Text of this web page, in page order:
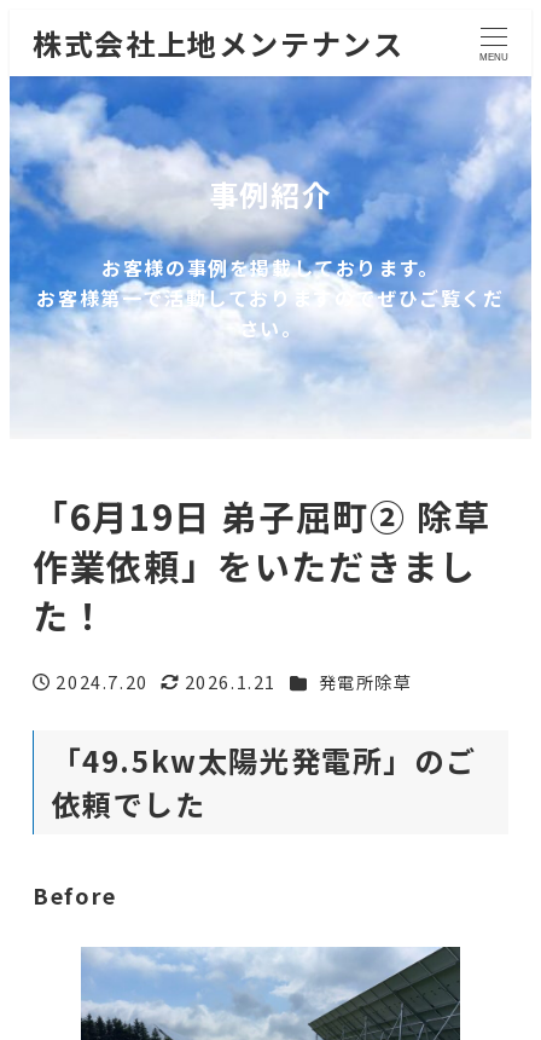
株式会社上地メンテナンス MENU
事例紹介
お客様の事例を掲載しております。
お客様第一で活動しておりますのでぜひご覧くだ
さい。
「6月19日 弟子屈町② 除草
作業依頼」をいただきまし
た！
投稿日
2024.7.20 更新日
2026.1.21 カテゴリー
発電所除草
「49.5kw太陽光発電所」のご
依頼でした
Before